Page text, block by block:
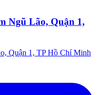
Ngũ Lão, Quận 1,
Quận 1, TP Hồ Chí Minh